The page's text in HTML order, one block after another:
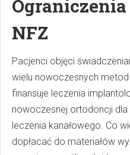
NFZ
Pacjenci objęci
wielu nowoczesnych metod
finansuje leczenia
nowoczesnej ortodoncji dla
leczenia kanałowego. Co
dopłacać do materiałów